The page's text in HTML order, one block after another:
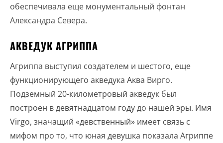
обеспечивала еще монументальный фонтан
Александра Севера.
АКВЕДУК АГРИППА
Агриппа выступил создателем и шестого, еще
функционирующего акведука Аква Вирго.
Подземный 20-километровый акведук был
построен в девятнадцатом году до нашей эры. Имя
Virgo, значащий «девственный» имеет связь с
мифом про то, что юная девушка показала Агриппе